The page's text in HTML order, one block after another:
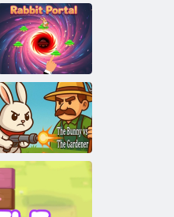
Skákání zajíčka
Králičí portál
Králík vs
Zahradník